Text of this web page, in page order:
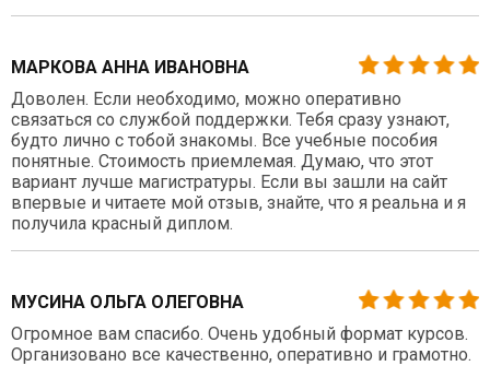
МАРКОВА АННА ИВАНОВНА
Доволен. Если необходимо, можно оперативно
связаться со службой поддержки. Тебя сразу узнают,
будто лично с тобой знакомы. Все учебные пособия
понятные. Стоимость приемлемая. Думаю, что этот
вариант лучше магистратуры. Если вы зашли на сайт
впервые и читаете мой отзыв, знайте, что я реальна и я
получила красный диплом.
МУСИНА ОЛЬГА ОЛЕГОВНА
Огромное вам спасибо. Очень удобный формат курсов.
Организовано все качественно, оперативно и грамотно.